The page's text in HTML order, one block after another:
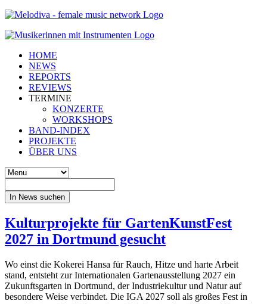
HOME
NEWS
REPORTS
REVIEWS
TERMINE
KONZERTE
WORKSHOPS
BAND-INDEX
PROJEKTE
ÜBER UNS
In News suchen
Kulturprojekte für GartenKunstFest
2027 in Dortmund gesucht
Wo einst die Kokerei Hansa für Rauch, Hitze und harte Arbeit
stand, entsteht zur Internationalen Gartenausstellung 2027 ein
Zukunftsgarten in Dortmund, der Industriekultur und Natur auf
besondere Weise verbindet. Die IGA 2027 soll als großes Fest in